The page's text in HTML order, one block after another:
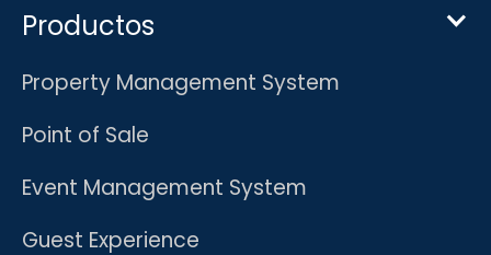
Productos
Property Management System
Point of Sale
Event Management System
Guest Experience